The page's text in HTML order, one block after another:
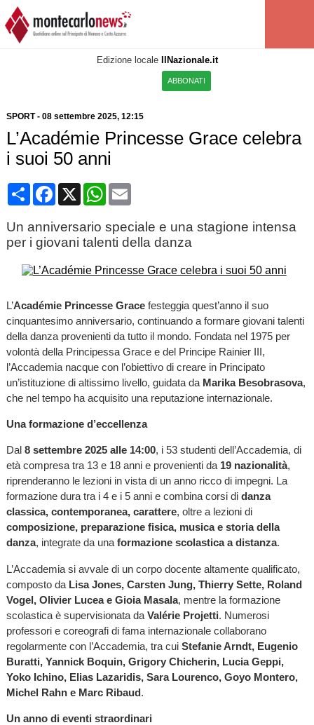
Edizione locale IlNazionale.it
ABBONATI
SPORT- 08 settembre 2025, 12:15
L’Académie Princesse Grace celebra
i suoi 50 anni
CondividiFacebook
X WhatsApp
Email
Un anniversario speciale e una stagione intensa
per i giovani talenti della danza
L’Académie Princesse Gracefesteggia quest’anno il suo
cinquantesimo anniversario, continuando a formare giovani talenti
della danza provenienti da tutto il mondo. Fondata nel 1975 per
volontà della Principessa Grace e del Principe Rainier III,
l’Accademia nacque con l’obiettivo di creare in Principato
un’istituzione di altissimo livello, guidata da Marika Besobrasova,
che nel tempo ha acquisito una reputazione internazionale.
Una formazione d’eccellenza
Dal 8 settembre 2025 alle 14:00, i 53 studenti dell’Accademia, di
età compresa tra 13 e 18 anni e provenienti da 19 nazionalità,
riprenderanno le lezioni in vista di un anno ricco di impegni. La
formazione dura tra i 4 e i 5 anni e combina corsi di danza
classica, contemporanea, carattere, oltre a lezioni di
composizione, preparazione fisica, musica e storia della
danza, integrate da una formazione scolastica a distanza.
L’Accademia si avvale di un corpo docente altamente qualificato,
composto da Lisa Jones, Carsten Jung, Thierry Sette, Roland
Vogel, Olivier Lucea e Gioia Masala, mentre la formazione
scolastica è supervisionata da Valérie Projetti. Numerosi
professori e coreografi di fama internazionale collaborano
regolarmente con l’Accademia, tra cui Stefanie Arndt, Eugenio
Buratti, Yannick Boquin, Grigory Chicherin, Lucia Geppi,
Yoko Ichino, Elias Lazaridis, Sara Lourenco, Goyo Montero,
Michel Rahn e Marc Ribaud.
Un anno di eventi straordinari